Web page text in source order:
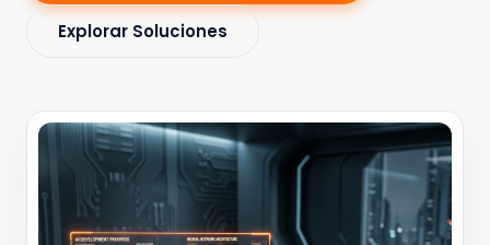
Explorar Soluciones